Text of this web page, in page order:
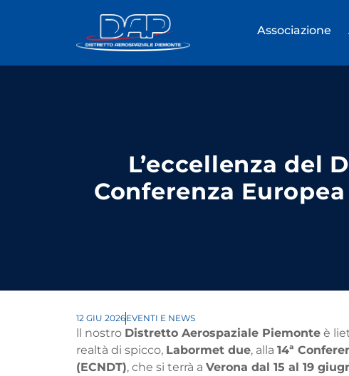
Associazione
L’eccellenza del
Conferenza
12 GIU 2026EVENTI E NEWS
ll nostro Distretto Aerospaziale Piemonte è
realtà di spicco, Labormet due, alla 14ª
(ECNDT), che si terrà a Verona dal 15 al 19